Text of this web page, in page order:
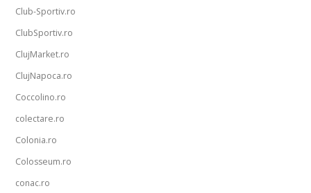
Club-Sportiv.ro
ClubSportiv.ro
ClujMarket.ro
ClujNapoca.ro
Coccolino.ro
colectare.ro
Colonia.ro
Colosseum.ro
conac.ro